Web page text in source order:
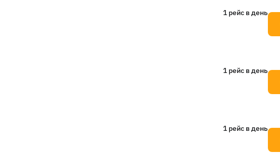
1 рейс в день
1 рейс в день
1 рейс в день